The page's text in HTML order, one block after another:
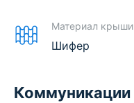
Материал крыши
Шифер
Коммуникации